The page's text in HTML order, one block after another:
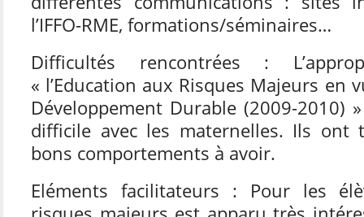
l’IFFO-RME, formations/séminaires…
Difficultés rencontrées :
« l’Education aux Risques Majeurs en
Développement Durable (2009-2010)
difficile avec les maternelles. Ils ont
bons comportements à avoir.
Eléments facilitateurs : Pour les